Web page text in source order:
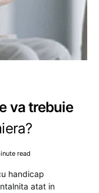
va trebuie
read
handicap
atat in